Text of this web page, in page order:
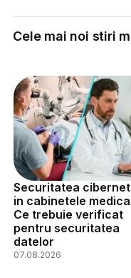
Cele mai noi stiri
Securitatea
in cabinetele
Ce trebuie verificat
pentru securitatea
datelor
07.08.2026